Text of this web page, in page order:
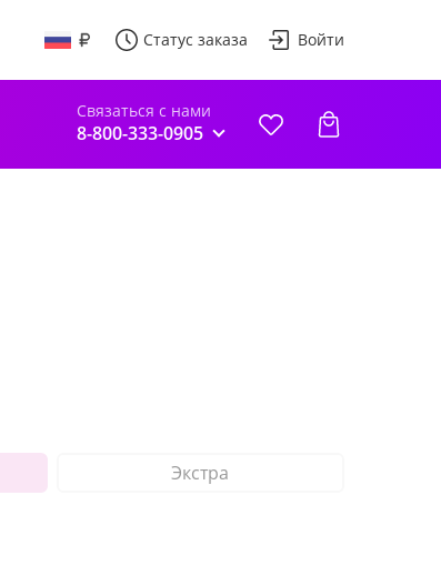
Статус заказа Войти
Связаться с нами
8-800-333-0905
Экстра